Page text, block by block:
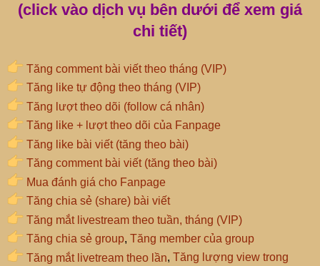
(click vào dịch vụ bên dưới để xem giá
chi tiết)
Tăng comment bài viết theo tháng (VIP)
Tăng like tự động theo tháng (VIP)
Tăng lượt theo dõi (follow cá nhân)
Tăng like + lượt theo dõi của Fanpage
Tăng like bài viết (tăng theo bài)
Tăng comment bài viết (tăng theo bài)
Mua đánh giá cho Fanpage
Tăng chia sẻ (share) bài viết
Tăng mắt livestream theo tuần, tháng (VIP)
Tăng chia sẻ group,Tăng member của group
Tăng mắt livetream theo lần, Tăng lượng view trong